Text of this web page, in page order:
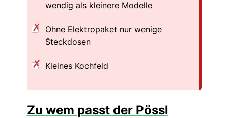
wendig als kleinere Modelle
Ohne Elektropaket nur wenige
Steckdosen
Kleines Kochfeld
Zu wem passt der Pössl